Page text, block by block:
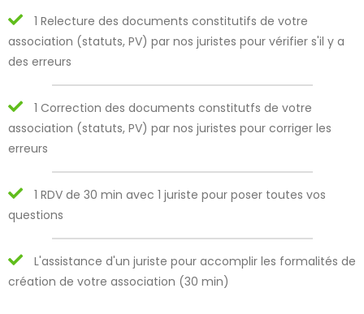
1 Relecture des documents constitutifs de votre
association (statuts, PV) par nos juristes pour vérifier s'il y a
des erreurs
1 Correction des documents constitutfs de votre
association (statuts, PV) par nos juristes pour corriger les
erreurs
1 RDV de 30 min avec 1 juriste pour poser toutes vos
questions
L'assistance d'un juriste pour accomplir les formalités de
création de votre association (30 min)